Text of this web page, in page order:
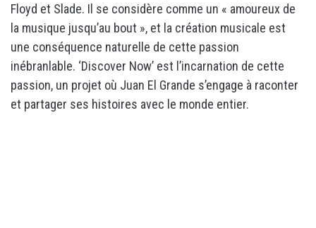
Floyd et Slade. Il se considère comme un « amoureux de
la musique jusqu’au bout », et la création musicale est
une conséquence naturelle de cette passion
inébranlable. ‘Discover Now’ est l’incarnation de cette
passion, un projet où Juan El Grande s’engage à raconter
et partager ses histoires avec le monde entier.